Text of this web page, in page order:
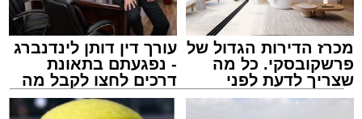
מכרז הדירות הגדול של
פרשקובסקי. כל מה
שצריך לדעת לפני
שמגישים הצעה לדירה
עורך דין דותן לינדנברג
- נפגעתם בתאונת
דרכים לחצו לקבל מה
שמגיע לכם